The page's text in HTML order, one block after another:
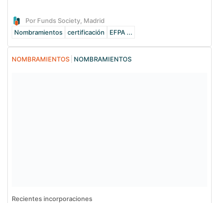
Por Funds Society, Madrid
Nombramientos
certificación EFPA ...
NOMBRAMIENTOS NOMBRAMIENTOS
Recientes incorporaciones